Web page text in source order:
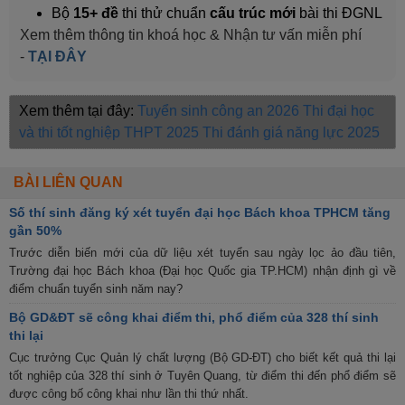
Bộ 15+ đề thi thử chuẩn cấu trúc mới bài thi ĐGNL
Xem thêm thông tin khoá học & Nhận tư vấn miễn phí
- TẠI ĐÂY
Xem thêm tại đây: Tuyển sinh công an 2026 Thi đại học
và thi tốt nghiệp THPT 2025 Thi đánh giá năng lực 2025
BÀI LIÊN QUAN
Số thí sinh đăng ký xét tuyển đại học Bách khoa TPHCM tăng
gần 50%
Trước diễn biến mới của dữ liệu xét tuyển sau ngày lọc ảo đầu tiên,
Trường đại học Bách khoa (Đại học Quốc gia TP.HCM) nhận định gì về
điểm chuẩn tuyển sinh năm nay?
Bộ GD&ĐT sẽ công khai điểm thi, phổ điểm của 328 thí sinh
thi lại
Cục trưởng Cục Quản lý chất lượng (Bộ GD-ĐT) cho biết kết quả thi lại
tốt nghiệp của 328 thí sinh ở Tuyên Quang, từ điểm thi đến phổ điểm sẽ
được công bố công khai như lần thi thứ nhất.